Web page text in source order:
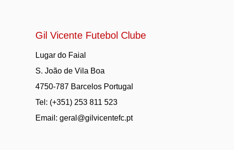
Gil Vicente Futebol Clube
Lugar do Faial
S. João de Vila Boa
4750-787 Barcelos Portugal
Tel: (+351) 253 811 523
Email: geral@gilvicentefc.pt